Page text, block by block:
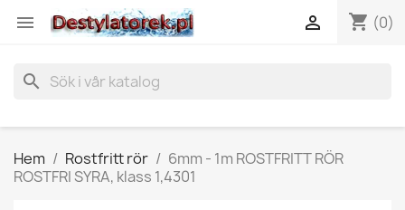
 shopping_cart (0)

search
Hem Rostfritt rör
6mm - 1m ROSTFRITT RÖR
ROSTFRI SYRA, klass 1,4301